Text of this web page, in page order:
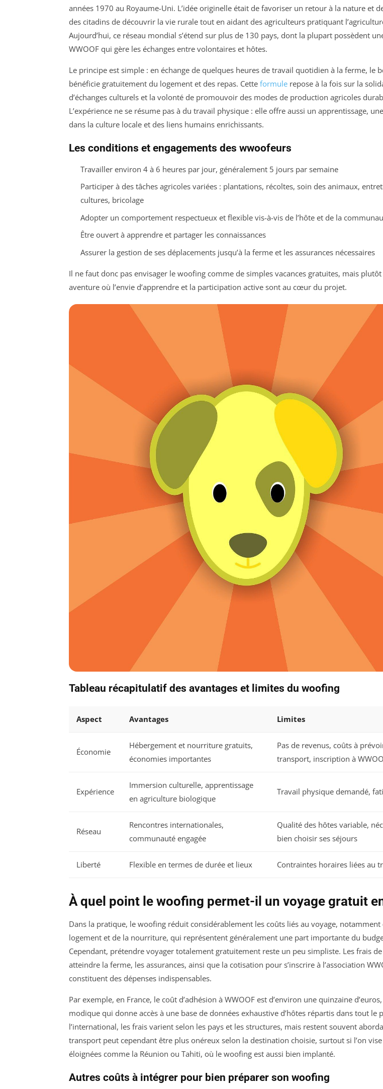
années 1970 au Royaume-Uni. L’idée originelle était de favoriser un retour à la nature et
des citadins de découvrir la vie rurale tout en aidant des agriculteurs pratiquant
Aujourd’hui, ce réseau mondial s’étend sur plus de 130 pays, dont la plupart possèdent
WWOOF qui gère les échanges entre volontaires et hôtes.
Le principe est simple : en échange de quelques heures de travail quotidien à la ferme, le
bénéficie gratuitement du logement et des repas. Cette formule repose à la fois sur la
d’échanges culturels et la volonté de promouvoir des modes de production agricoles
L’expérience ne se résume pas à du travail physique : elle offre aussi un apprentissage,
dans la culture locale et des liens humains enrichissants.
Les conditions et engagements des wwoofeurs
Travailler environ 4 à 6 heures par jour, généralement 5 jours par semaine
Participer à des tâches agricoles variées : plantations, récoltes, soin des animaux,
cultures, bricolage
Adopter un comportement respectueux et flexible vis-à-vis de l’hôte et de la
Être ouvert à apprendre et partager les connaissances
Assurer la gestion de ses déplacements jusqu’à la ferme et les assurances nécessaires
Il ne faut donc pas envisager le woofing comme de simples vacances gratuites, mais
aventure où l’envie d’apprendre et la participation active sont au cœur du projet.
Tableau récapitulatif des avantages et limites du woofing
Aspect Avantages Limites
Économie
Hébergement et nourriture gratuits,
économies importantes
Pas de revenus, coûts à
transport, inscription à
Expérience
Immersion culturelle, apprentissage
en agriculture biologique
Travail physique demandé,
Réseau
Rencontres internationales,
communauté engagée
Qualité des hôtes variable,
bien choisir ses séjours
Liberté Flexible en termes de durée et lieux Contraintes horaires liées au
À quel point le woofing permet-il un voyage gratuit
Dans la pratique, le woofing réduit considérablement les coûts liés au voyage, notamment
logement et de la nourriture, qui représentent généralement une part importante du
Cependant, prétendre voyager totalement gratuitement reste un peu simpliste. Les frais
atteindre la ferme, les assurances, ainsi que la cotisation pour s’inscrire à l’association
constituent des dépenses indispensables.
Par exemple, en France, le coût d’adhésion à WWOOF est d’environ une quinzaine
modique qui donne accès à une base de données exhaustive d’hôtes répartis dans tout le
l’international, les frais varient selon les pays et les structures, mais restent souvent
transport peut cependant être plus onéreux selon la destination choisie, surtout si l’on
éloignées comme la Réunion ou Tahiti, où le woofing est aussi bien implanté.
Autres coûts à intégrer pour bien préparer son woofing